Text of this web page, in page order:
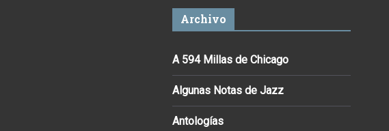
Archivo
A 594 Millas de Chicago
Algunas Notas de Jazz
Antologías